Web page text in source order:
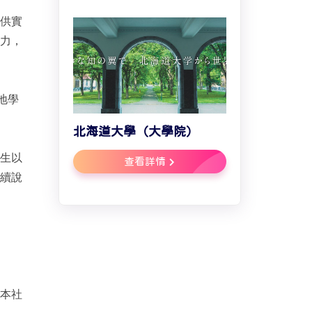
實
，
學
以
說
社
北海道大學（大學院）
查看詳情